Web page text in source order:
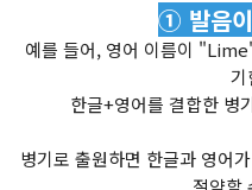
① 발음
예를 들어, 영어 이름이
기
한글+영어를 결합한 병
병기로 출원하면 한글과 영어